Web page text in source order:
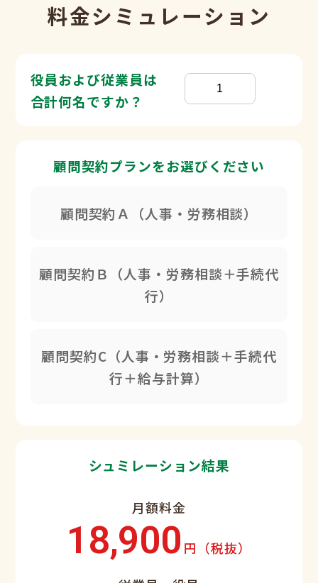
料金シミュレーション
役員および従業員は
合計何名ですか？
顧問契約プランをお選びください
顧問契約Ａ（人事・労務相談）
顧問契約Ｂ（人事・労務相談＋手続代
行）
顧問契約C（人事・労務相談＋手続代
行＋給与計算）
シュミレーション結果
月額料金
18,900 円（税抜）